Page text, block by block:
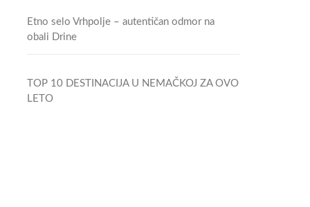
Etno selo Vrhpolje – autentičan odmor na
obali Drine
TOP 10 DESTINACIJA U NEMAČKOJ ZA OVO
LETO